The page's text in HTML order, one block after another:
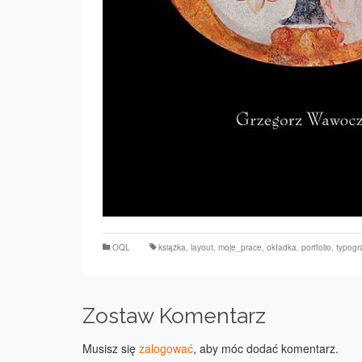
OQL książka, layout, moje_prace, okładka, portfolio,
Zostaw Komentarz
Musisz się zalogować, aby móc dodać komentarz.